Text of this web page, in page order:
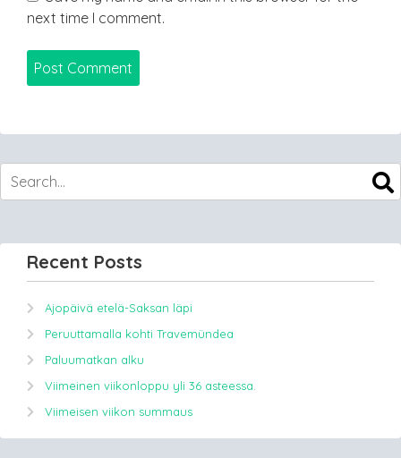
next time I comment.
Recent Posts
Ajopäivä etelä-Saksan läpi
Peruuttamalla kohti Travemündea
Paluumatkan alku
Viimeinen viikonloppu yli 36 asteessa.
Viimeisen viikon summaus